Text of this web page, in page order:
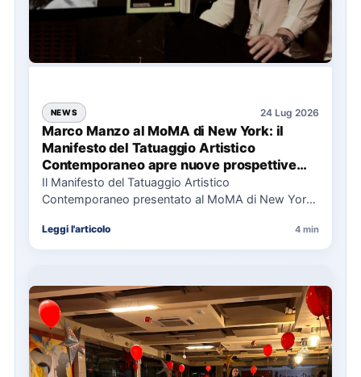
NEWS 24 Lug 2026
Marco Manzo al MoMA di New York: il
Manifesto del Tatuaggio Artistico
Contemporaneo apre nuove prospettive
per il collezionismo
Il Manifesto del Tatuaggio Artistico
Contemporaneo presentato al MoMA di New York
Leggi l'articolo 4 min